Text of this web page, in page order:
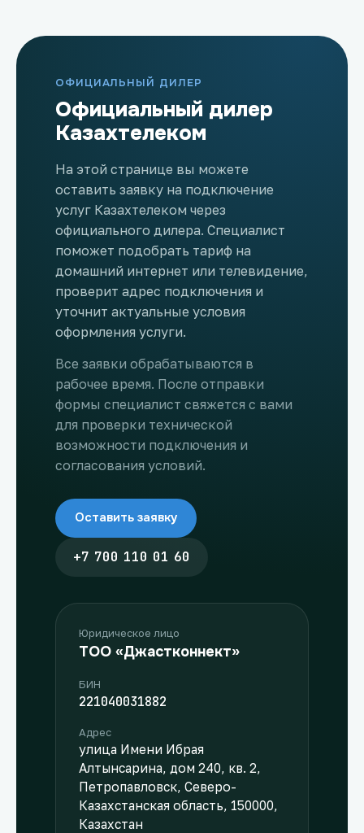
ОФИЦИАЛЬНЫЙ ДИЛЕР
Официальный дилер
Казахтелеком
На этой странице вы можете
оставить заявку на подключение
услуг Казахтелеком через
официального дилера. Специалист
поможет подобрать тариф на
домашний интернет или телевидение,
проверит адрес подключения и
уточнит актуальные условия
оформления услуги.
Все заявки обрабатываются в
рабочее время. После отправки
формы специалист свяжется с вами
для проверки технической
возможности подключения и
согласования условий.
Оставить заявку
+7 700 110 01 60
Юридическое лицо
ТОО «Джастконнект»
БИН
221040031882
Адрес
улица Имени Ибрая
Алтынсарина, дом 240, кв. 2,
Петропавловск, Северо-
Казахстанская область, 150000,
Казахстан